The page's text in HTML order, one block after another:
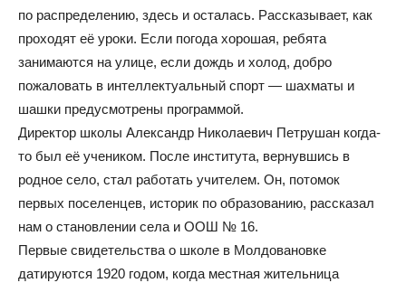
по распределению, здесь и осталась. Рассказывает, как
проходят её уроки. Если погода хорошая, ребята
занимаются на улице, если дождь и холод, добро
пожаловать в интеллектуальный спорт — шахматы и
шашки предусмотрены программой.
Директор школы Александр Николаевич Петрушан когда-
то был её учеником. После института, вернувшись в
родное село, стал работать учителем. Он, потомок
первых поселенцев, историк по образованию, рассказал
нам о становлении села и ООШ № 16.
Первые свидетельства о школе в Молдовановке
датируются 1920 годом, когда местная жительница